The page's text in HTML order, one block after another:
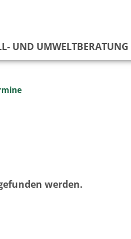
UND UMWELTBERATUNG
werden.